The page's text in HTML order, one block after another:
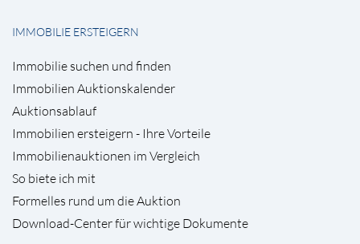
IMMOBILIE ERSTEIGERN
Immobilie suchen und finden
Immobilien Auktionskalender
Auktionsablauf
Immobilien ersteigern - Ihre Vorteile
Immobilienauktionen im Vergleich
So biete ich mit
Formelles rund um die Auktion
Download-Center für wichtige Dokumente